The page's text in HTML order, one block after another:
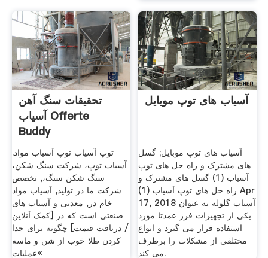
تحقیقات سنگ آهن
آسیاب Offerte
Buddy
توپ آسیاب توپ آسیاب مواد.
آسیاب توپ، شرکت سنگ شکن،
سنگ شکن سنگ،, تخصص
شرکت ما در تولید, آسیاب مواد
خام در, معدنی و آسیاب های
صنعتی است که در [کمک آنلاین
/ دریافت قیمت] چگونه برای جدا
کردن طلا خوب از شن و ماسه
»عملیات
آسیاب های توپ موبایل
آسیاب های توپ موبایل; گسل
های مشترک و راه حل های توپ
آسیاب (1) گسل های مشترک و
راه حل های توپ آسیاب (1) Apr
17, 2018 آسیاب گلوله به عنوان
یکی از تجهیزات فرز عمدتا مورد
استفاده قرار می گیرد و انواع
مختلفی از مشکلات را برطرف
می کند.